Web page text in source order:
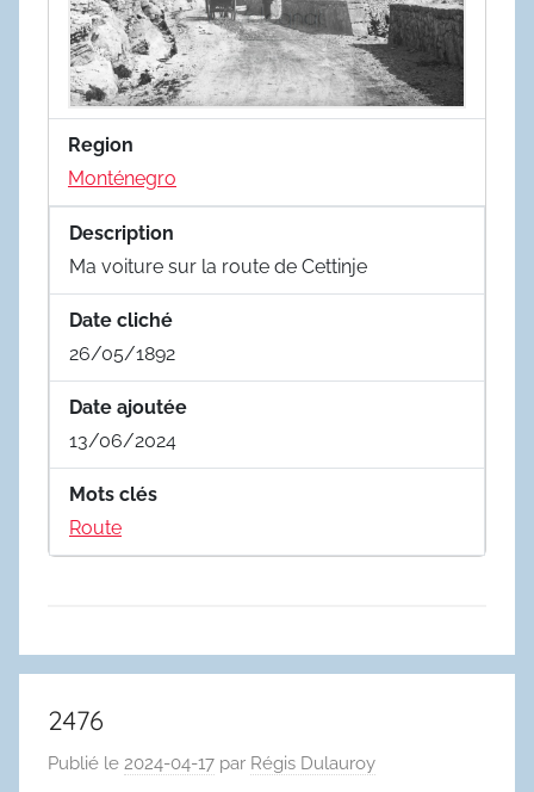
Region
Monténegro
Description
Ma voiture sur la route de Cettinje
Date cliché
26/05/1892
Date ajoutée
13/06/2024
Mots clés
Route
2476
Publié le 2024-04-17 par Régis Dulauroy